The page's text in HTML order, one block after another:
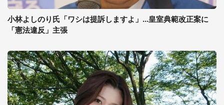
小林よしのり氏「ワシは提訴しますよ」...皇室典範改正案に
「憲法違反」主張